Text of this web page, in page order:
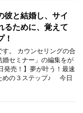
彼と結婚し、サイ
るために、覚えて
！
す。 カウンセリングの合
セミナー」の編集をが
発売！】夢が叶う！最速
めの３ステップ♪ 今日